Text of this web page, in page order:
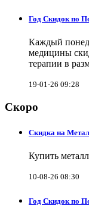
Год Скидок по
Каждый
медицины
терапии в
19-01-26 09:28
Скоро
Скидка на
Купить
10-08-26 08:30
Год Скидок по